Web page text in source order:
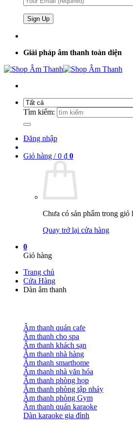
Giải pháp âm thanh toàn diện
Tìm kiếm:
Đăng nhập
Giỏ hàng /0 ₫ 0
Chưa có sản phẩm trong giỏ
Quay trở lại cửa hàng
0
Giỏ hàng
Trang chủ
Cửa Hàng
Dàn âm thanh
Âm thanh quán cafe
Âm thanh cho spa
Âm thanh khách sạn
Âm thanh nhà hàng
Âm thanh smarthome
Âm thanh nhà văn hóa
Âm thanh phòng họp
Âm thanh phòng tập nhảy
Âm thanh phòng Gym
Âm thanh quán karaoke
Dàn karaoke gia đình